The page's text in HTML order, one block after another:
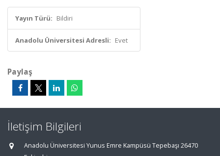
Yayın Türü: Bildiri
Anadolu Üniversitesi Adresli: Evet
Paylaş
İletişim Bilgileri
Anadolu Üniversitesi Yunus Emre Kampüsü Tepebaşı 26470